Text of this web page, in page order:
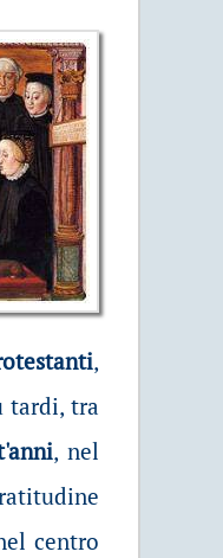
,
tardi, tra
, nel
centro